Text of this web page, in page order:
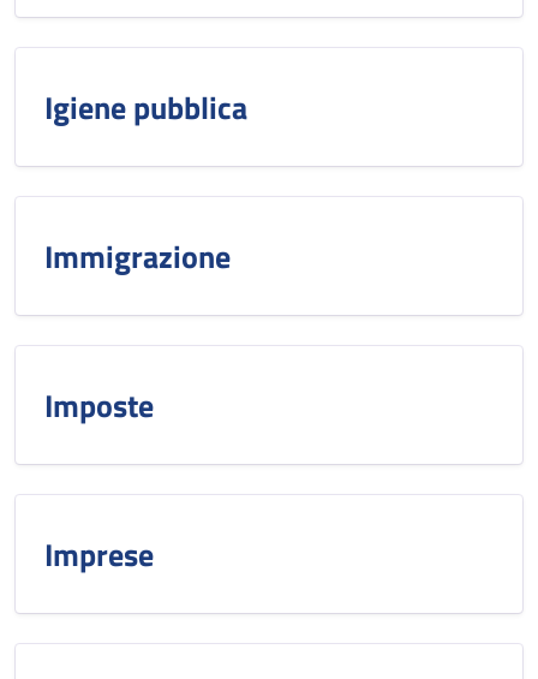
Igiene pubblica
Immigrazione
Imposte
Imprese